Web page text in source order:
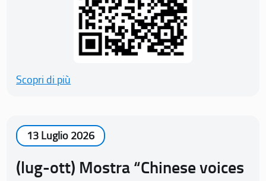
Scopri di più
13 Luglio 2026
(lug-ott) Mostra “Chinese voices